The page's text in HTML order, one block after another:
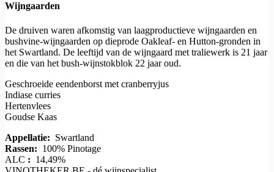
Wijngaarden
De druiven waren afkomstig van laagproductieve wijngaarden en
bushvine-wijngaarden op dieprode Oakleaf- en Hutton-gronden in
het Swartland. De leeftijd van de wijngaard met traliewerk is 21 jaar
en die van het bush-wijnstokblok 22 jaar oud.
Geschroeide eendenborst met cranberryjus
Indiase curries
Hertenvlees
Goudse Kaas
Appellatie: Swartland
Rassen: 100% Pinotage
ALC : 14,49%